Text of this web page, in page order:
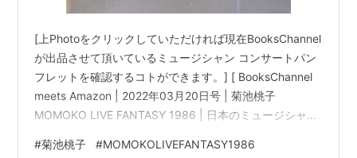
[上Photoをクリックしていただければ現在BooksChannel
が出品させて頂いているミュージシャン コンサートパン
フレットを確認するコトができます。] [ BooksChannel
meets Amazon | 2022年03月20日号 | 菊池桃子
MOMOKO LIVE FANTASY 1986 | 日本のミュージシャン
#MOMOKO #KIKUCHIMOMOKO 他 | View this post on
#菊池桃子 #MOMOKOLIVEFANTASY1986